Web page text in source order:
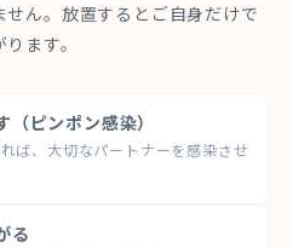
ん。放置するとご自身だけで
ます。
ピンポン感染）
ば、大切なパートナーを感染させ
る